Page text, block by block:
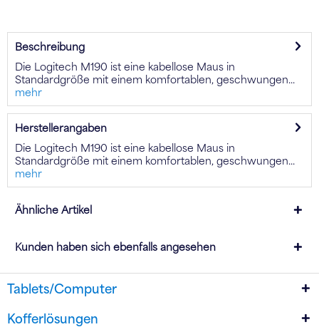
Beschreibung
Die Logitech M190 ist eine kabellose Maus in
Standardgröße mit einem komfortablen, geschwungen...
mehr
Herstellerangaben
Die Logitech M190 ist eine kabellose Maus in
Standardgröße mit einem komfortablen, geschwungen...
mehr
Ähnliche Artikel
Kunden haben sich ebenfalls angesehen
Tablets/Computer
Kofferlösungen